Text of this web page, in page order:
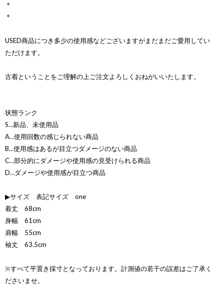
＊
＊
USED商品につき多少の使用感などございますがまだまだご愛用してい
ただけます。
古着ということをご理解の上ご注文よろしくおねがいいたします。
状態ランク
S…新品、未使用品
A…使用回数の感じられない商品
B…使用感はあるが目立つダメージのない商品
C…部分的にダメージや使用感の見受けられる商品
D…ダメージや使用感が目立つ商品
▶サイズ 表記サイズ one
着丈 68cm
身幅 61cm
肩幅 55cm
袖丈 63.5cm
※すべて平置き採寸となっております。計測値の若干の誤差はご了承く
ださいませ。